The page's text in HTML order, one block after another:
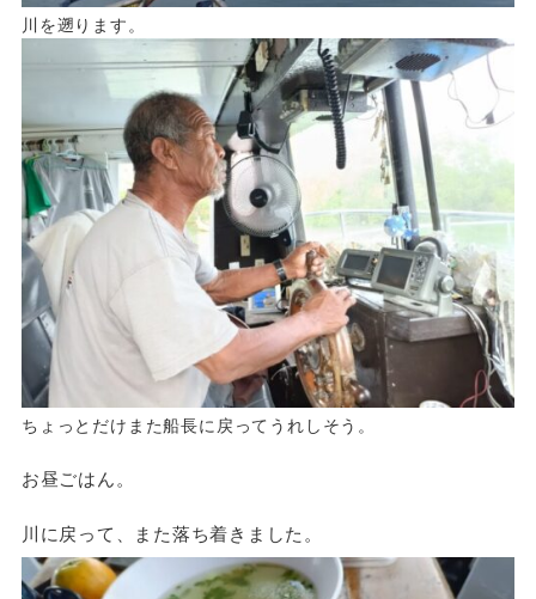
川を遡ります。
ちょっとだけまた船長に戻ってうれしそう。
お昼ごはん。
川に戻って、また落ち着きました。